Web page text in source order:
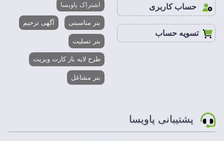
حساب کاربری
تسویه حساب
اشتراک پاویسا
بنر مناسبتی آگهی ترحیم
بنر تسلیت
طرح لایه باز کارت ویزیت
بنر مشاغل
پشتیبانی پاویسا